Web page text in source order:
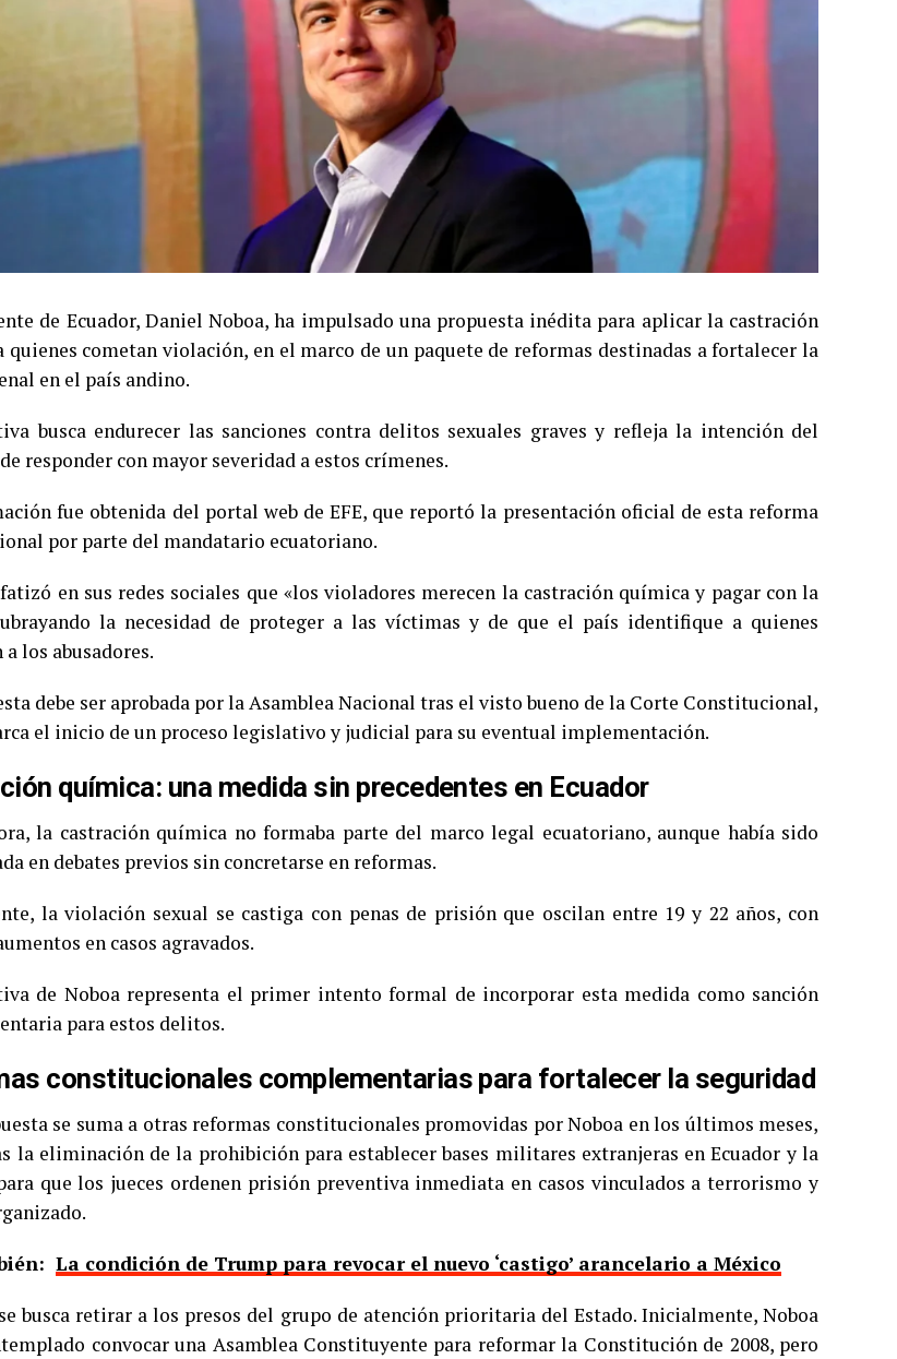
de Ecuador, Daniel Noboa, ha impulsado una propuesta inédita para aplicar la castración
quienes cometan violación, en el marco de un paquete de reformas destinadas a fortalecer la
en el país andino.
busca endurecer las sanciones contra delitos sexuales graves y refleja la intención del
responder con mayor severidad a estos crímenes.
fue obtenida del portal web de EFE, que reportó la presentación oficial de esta reforma
por parte del mandatario ecuatoriano.
en sus redes sociales que «los violadores merecen la castración química y pagar con la
la necesidad de proteger a las víctimas y de que el país identifique a quienes
los abusadores.
debe ser aprobada por la Asamblea Nacional tras el visto bueno de la Corte Constitucional,
el inicio de un proceso legislativo y judicial para su eventual implementación.
química: una medida sin precedentes en Ecuador
la castración química no formaba parte del marco legal ecuatoriano, aunque había sido
en debates previos sin concretarse en reformas.
la violación sexual se castiga con penas de prisión que oscilan entre 19 y 22 años, con
en casos agravados.
de Noboa representa el primer intento formal de incorporar esta medida como sanción
para estos delitos.
constitucionales complementarias para fortalecer la seguridad
se suma a otras reformas constitucionales promovidas por Noboa en los últimos meses,
la eliminación de la prohibición para establecer bases militares extranjeras en Ecuador y la
que los jueces ordenen prisión preventiva inmediata en casos vinculados a terrorismo y
La condición de Trump para revocar el nuevo ‘castigo’ arancelario a México
busca retirar a los presos del grupo de atención prioritaria del Estado. Inicialmente, Noboa
convocar una Asamblea Constituyente para reformar la Constitución de 2008, pero